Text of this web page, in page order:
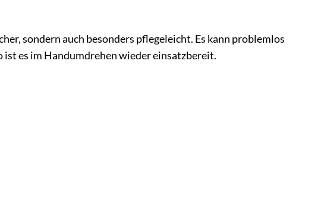
sondern auch besonders pflegeleicht. Es kann problemlos
ist es im Handumdrehen wieder einsatzbereit.